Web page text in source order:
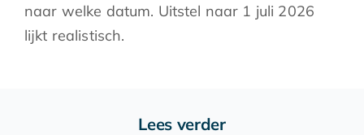
naar welke datum. Uitstel naar 1 juli 2026
lijkt realistisch.
Lees verder